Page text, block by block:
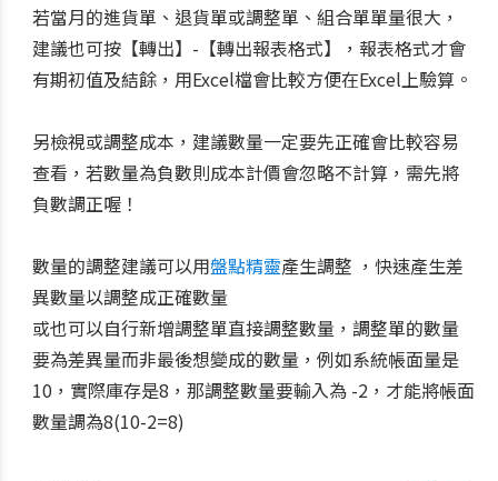
若當月的進貨單、退貨單或調整單、組合單單量很大，
建議也可按【轉出】-【轉出報表格式】，報表格式才會
有期初值及結餘，用Excel檔會比較方便在Excel上驗算。
另檢視或調整成本，建議數量一定要先正確會比較容易
查看，若數量為負數則成本計價會忽略不計算，需先將
負數調正喔！
數量的調整建議可以用盤點精靈產生調整 ，快速產生差
異數量以調整成正確數量
或也可以自行新增調整單直接調整數量，調整單的數量
要為差異量而非最後想變成的數量，例如系統帳面量是
10，實際庫存是8，那調整數量要輸入為 -2，才能將帳面
數量調為8(10-2=8)